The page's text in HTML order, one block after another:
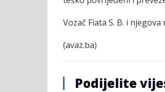
Vozač Fiata S. B. i
(avaz.ba)
Podijelite